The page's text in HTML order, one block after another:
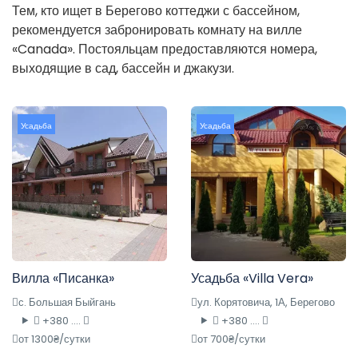
Тем, кто ищет в Берегово коттеджи с бассейном,
рекомендуется забронировать комнату на вилле
«Canada». Постояльцам предоставляются номера,
выходящие в сад, бассейн и джакузи.
Усадьба
Вилла «Писанка»
с. Большая Быйгань
+380 ....
от 1300₴/сутки
Усадьба
Усадьба «Villa Vera»
ул. Корятовича, 1А, Берегово
+380 ....
от 700₴/сутки